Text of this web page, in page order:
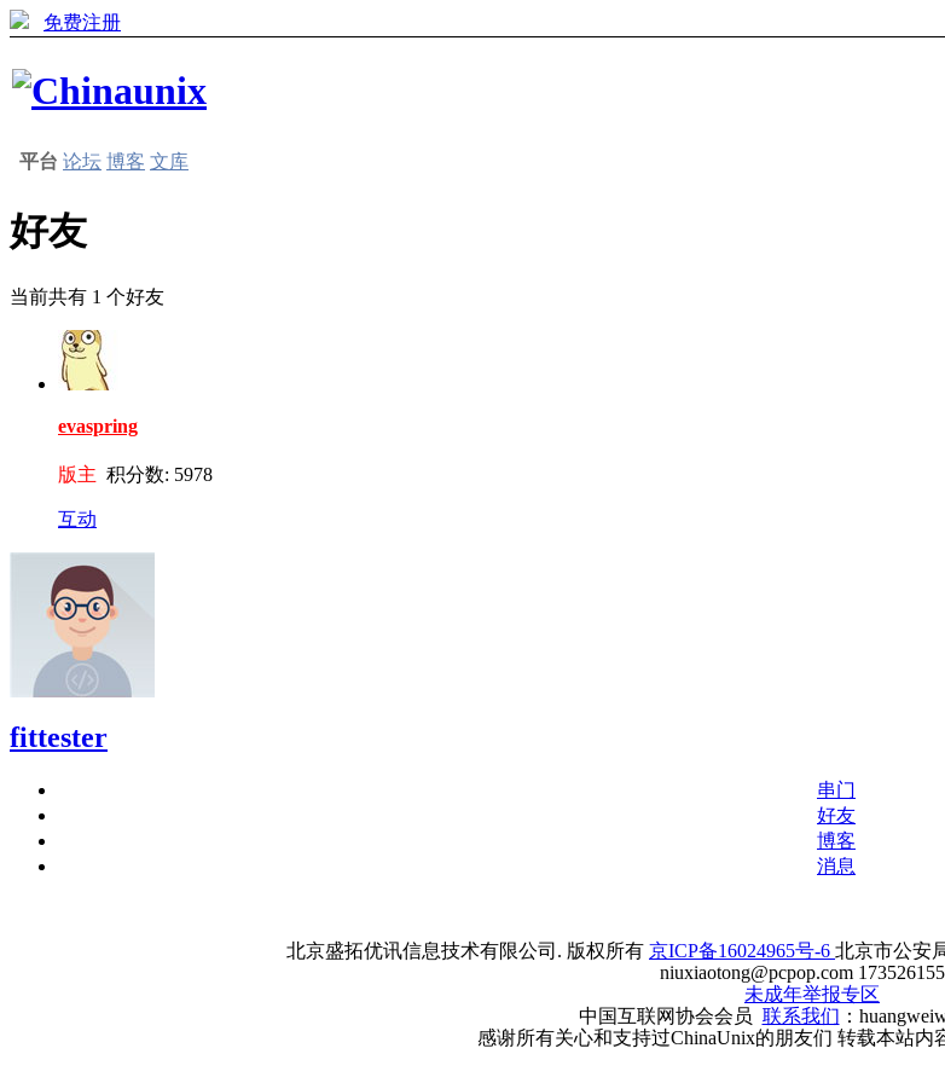
免费注册
平台 论坛 博客 文库
好友
当前共有 1 个好友
evaspring
版主 积分数: 5978
互动
fittester
串门
好友
博客
消息
北京盛拓优讯信息技术有限公司. 版权所有 京ICP备16024965号-6 北京市公安
niuxiaotong@pcpop.com
未成年举报专区
中国互联网协会会员 联系我们 ：
感谢所有关心和支持过ChinaUnix的朋友们 转载本站内